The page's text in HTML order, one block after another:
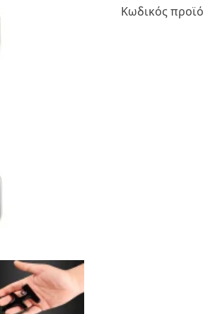
quantity
Κωδικός